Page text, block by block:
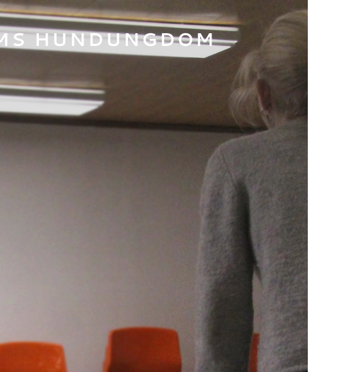
HUNDUNGDOM